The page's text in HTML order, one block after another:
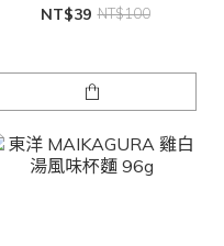
NT$39 NT$100